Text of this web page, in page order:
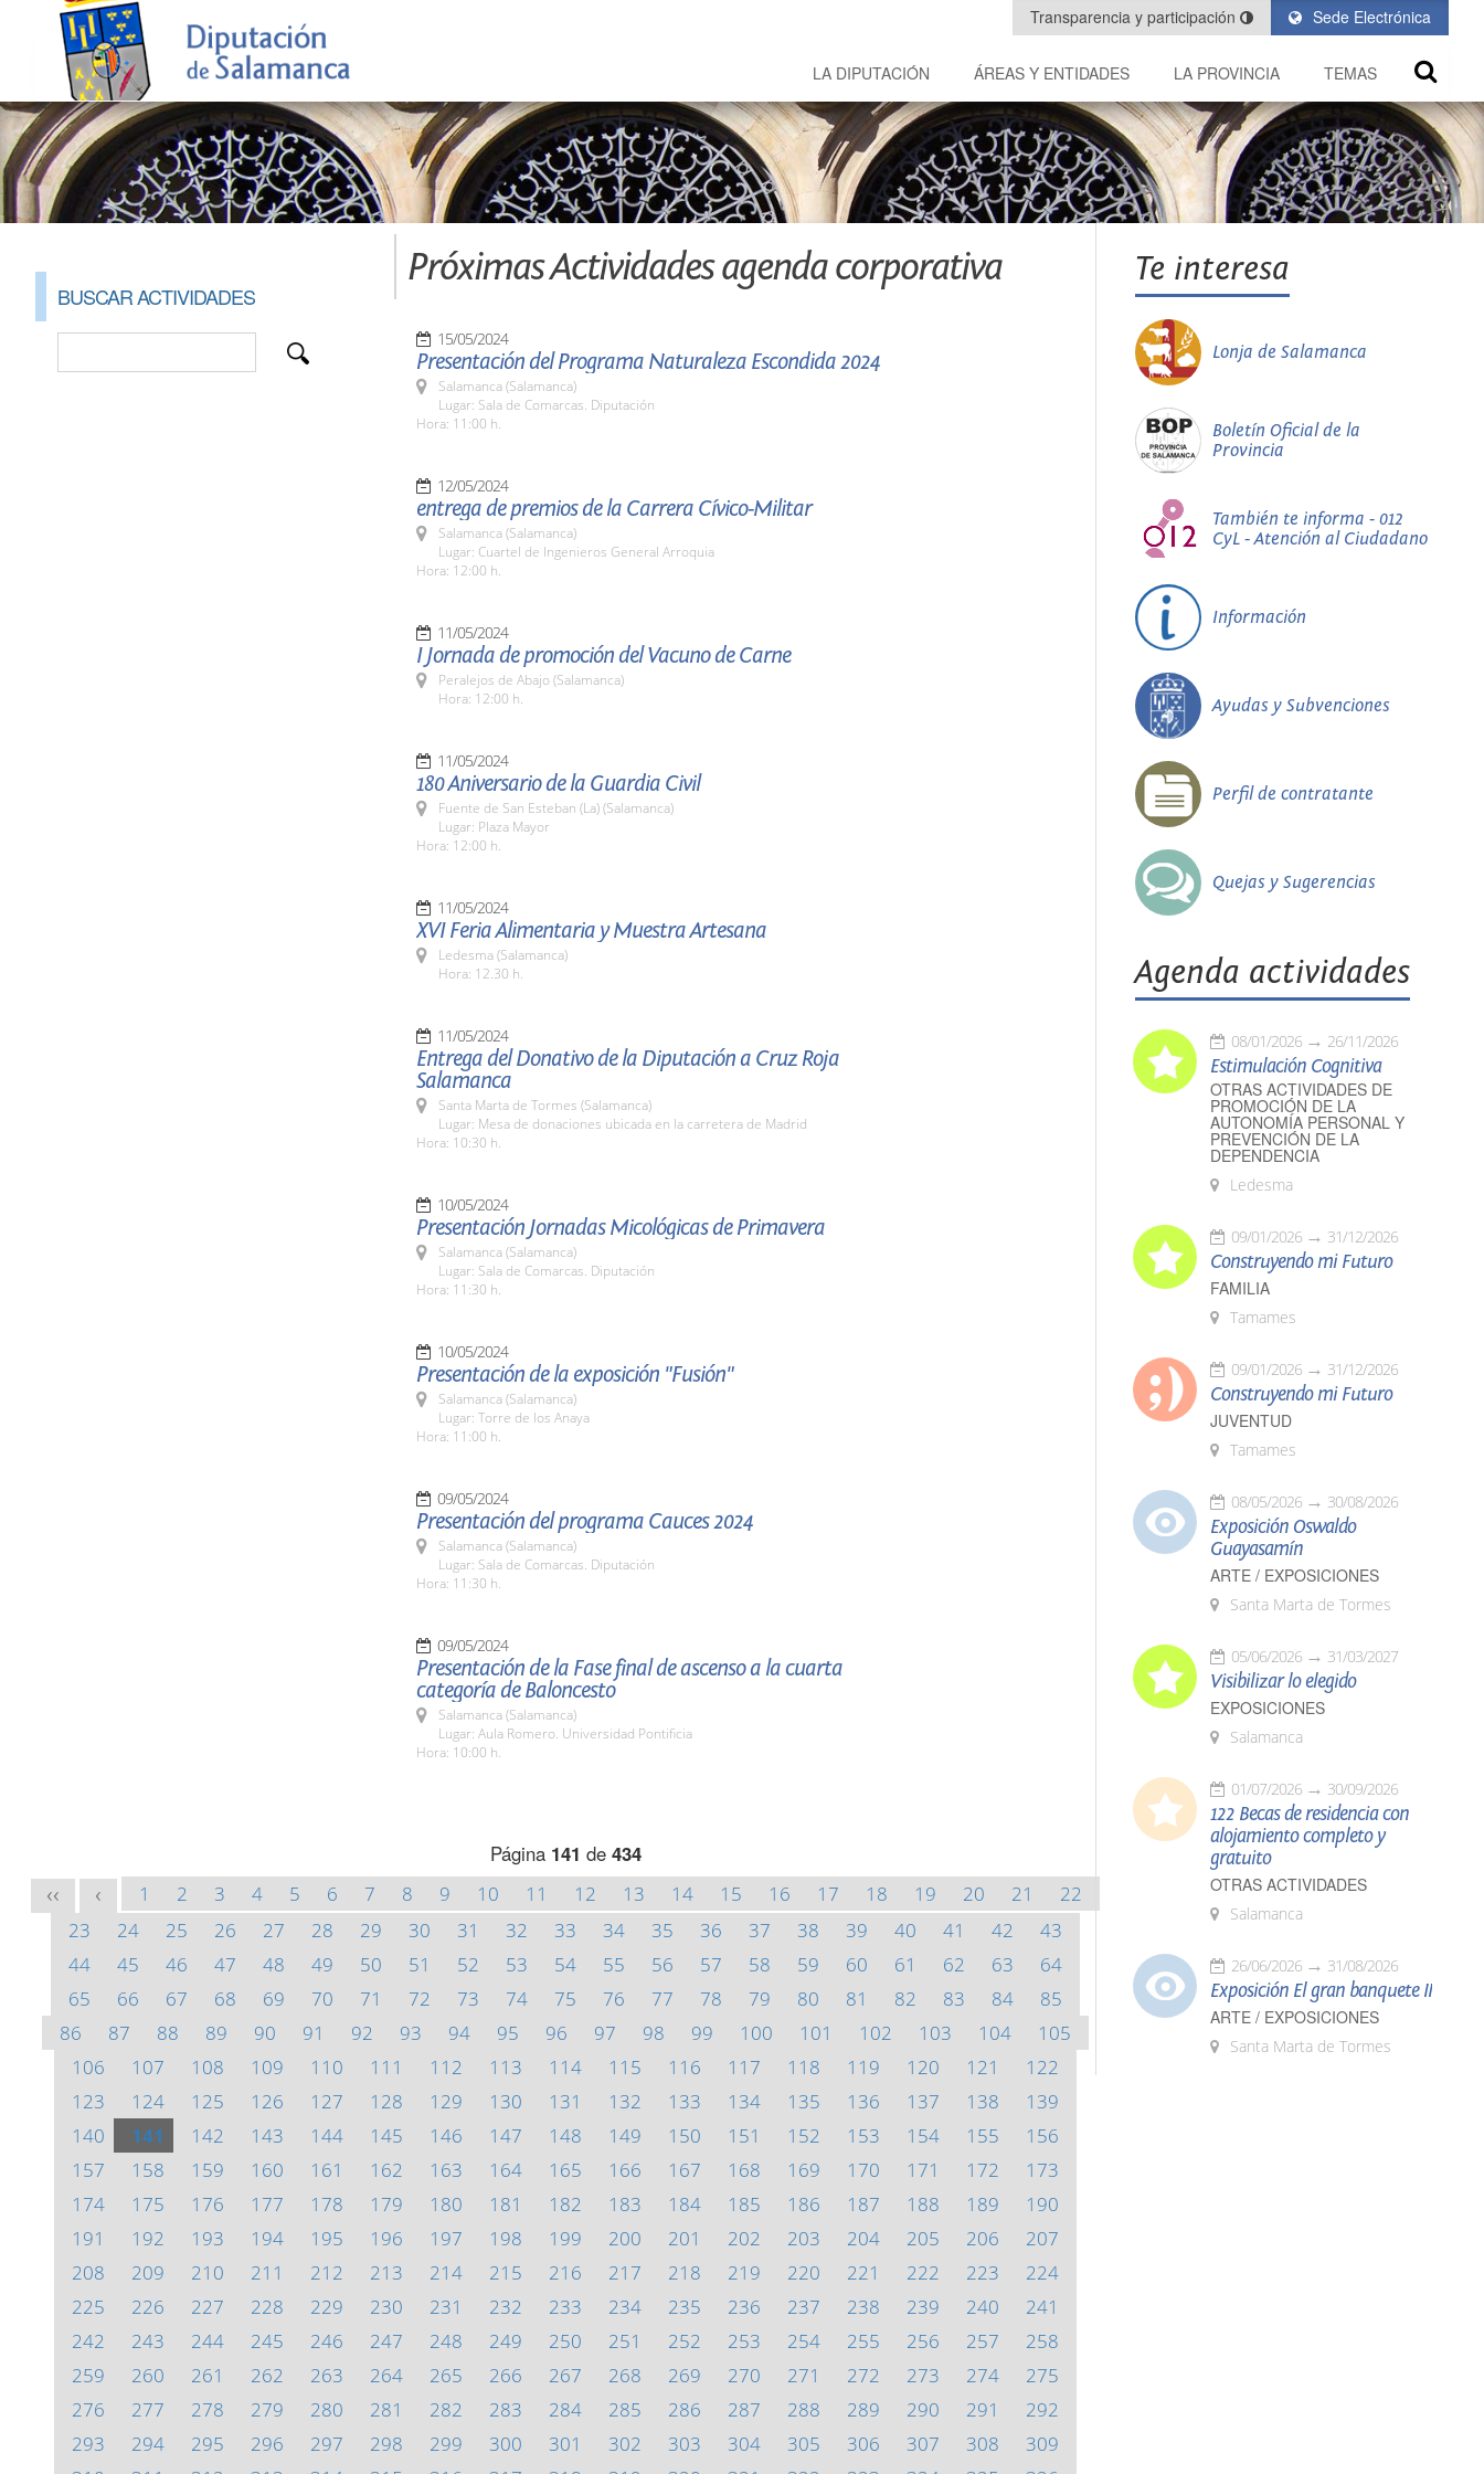
Sede Electrónica
Transparencia y participación
LA DIPUTACIÓN ÁREAS Y ENTIDADES LA PROVINCIA TEMAS
BUSCAR ACTIVIDADES
Próximas Actividades agenda corporativa
15/05/2024
Presentación del Programa Naturaleza Escondida 2024
Salamanca (Salamanca)
Lugar: Sala de Comarcas. Diputación
Hora: 11:00 h.
12/05/2024
entrega de premios de la Carrera Cívico-Militar
Salamanca (Salamanca)
Lugar: Cuartel de Ingenieros General Arroquia
Hora: 12:00 h.
11/05/2024
I Jornada de promoción del Vacuno de Carne
Peralejos de Abajo (Salamanca)
Hora: 12:00 h.
11/05/2024
180 Aniversario de la Guardia Civil
Fuente de San Esteban (La) (Salamanca)
Lugar: Plaza Mayor
Hora: 12:00 h.
11/05/2024
XVI Feria Alimentaria y Muestra Artesana
Ledesma (Salamanca)
Hora: 12.30 h.
11/05/2024
Entrega del Donativo de la Diputación a Cruz Roja
Salamanca
Santa Marta de Tormes (Salamanca)
Lugar: Mesa de donaciones ubicada en la carretera de Madrid
Hora: 10:30 h.
10/05/2024
Presentación Jornadas Micológicas de Primavera
Salamanca (Salamanca)
Lugar: Sala de Comarcas. Diputación
Hora: 11:30 h.
10/05/2024
Presentación de la exposición "Fusión"
Salamanca (Salamanca)
Lugar: Torre de los Anaya
Hora: 11:00 h.
09/05/2024
Presentación del programa Cauces 2024
Salamanca (Salamanca)
Lugar: Sala de Comarcas. Diputación
Hora: 11:30 h.
09/05/2024
Presentación de la Fase final de ascenso a la cuarta
categoría de Baloncesto
Salamanca (Salamanca)
Lugar: Aula Romero. Universidad Pontificia
Hora: 10:00 h.
Página 141 de 434
<< < 1 2 3 4 5 6 7 8 9 10 11 12 13 14 15 16 17 18 19 20 21
22
23
24 25 26 27 28 29 30 31 32 33 34 35 36 37 38 39 40 41 42
43
44
45 46 47 48 49 50 51 52 53 54 55 56 57 58 59 60 61 62 63
64
65
66 67 68 69 70 71 72 73 74 75 76 77 78 79 80 81 82 83 84
85
86
87 88 89 90 91 92 93 94 95 96 97 98 99 100 101 102 103 104
105
106
107 108 109 110 111 112 113 114 115 116 117 118 119 120 121
122
123
124 125 126 127 128 129 130 131 132 133 134 135 136 137 138
139
140
141 142 143 144 145 146 147 148 149 150 151 152 153 154 155
156
157
158 159 160 161 162 163 164 165 166 167 168 169 170 171 172
173
174
175 176 177 178 179 180 181 182 183 184 185 186 187 188 189
190
191
192 193 194 195 196 197 198 199 200 201 202 203 204 205 206
207
208
209 210 211 212 213 214 215 216 217 218 219 220 221 222 223
224
225
226 227 228 229 230 231 232 233 234 235 236 237 238 239 240
241
242
243 244 245 246 247 248 249 250 251 252 253 254 255 256 257
258
259
260 261 262 263 264 265 266 267 268 269 270 271 272 273 274
275
276
277 278 279 280 281 282 283 284 285 286 287 288 289 290 291
292
293
294 295 296 297 298 299 300 301 302 303 304 305 306 307 308
309
Te interesa
Lonja de Salamanca
Boletín Oficial de la
Provincia
También te informa - 012
CyL - Atención al Ciudadano
Información
Ayudas y Subvenciones
Perfil de contratante
Quejas y Sugerencias
Agenda actividades
08/01/2026 26/11/2026
Estimulación Cognitiva
OTRAS ACTIVIDADES DE
PROMOCIÓN DE LA
AUTONOMÍA PERSONAL Y
PREVENCIÓN DE LA
DEPENDENCIA
Ledesma
09/01/2026 31/12/2026
Construyendo mi Futuro
FAMILIA
Tamames
09/01/2026 31/12/2026
Construyendo mi Futuro
JUVENTUD
Tamames
08/05/2026 30/08/2026
Exposición Oswaldo
Guayasamín
ARTE / EXPOSICIONES
Santa Marta de Tormes
05/06/2026 31/03/2027
Visibilizar lo elegido
EXPOSICIONES
Salamanca
01/07/2026 30/09/2026
122 Becas de residencia con
alojamiento completo y
gratuito
OTRAS ACTIVIDADES
Salamanca
26/06/2026 31/08/2026
Exposición El gran banquete II
ARTE / EXPOSICIONES
Santa Marta de Tormes